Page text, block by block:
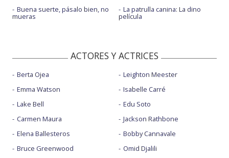
Buena suerte, pásalo bien, no
mueras
La patrulla canina: La dino
película
ACTORES Y ACTRICES
Berta Ojea
Emma Watson
Lake Bell
Carmen Maura
Elena Ballesteros
Bruce Greenwood
Leighton Meester
Isabelle Carré
Edu Soto
Jackson Rathbone
Bobby Cannavale
Omid Djalili